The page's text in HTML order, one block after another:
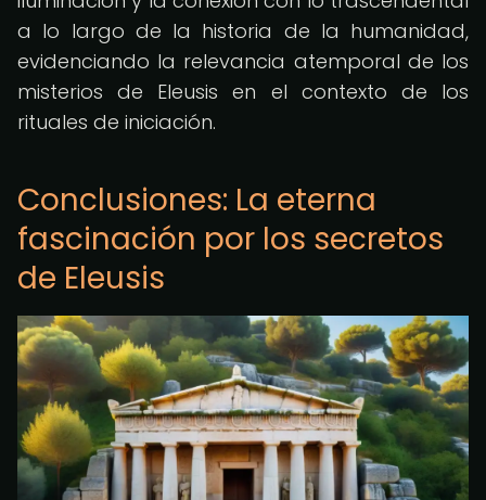
a lo largo de la historia de la humanidad,
evidenciando la relevancia atemporal de los
misterios de Eleusis en el contexto de los
rituales de iniciación.
Conclusiones: La eterna
fascinación por los secretos
de Eleusis